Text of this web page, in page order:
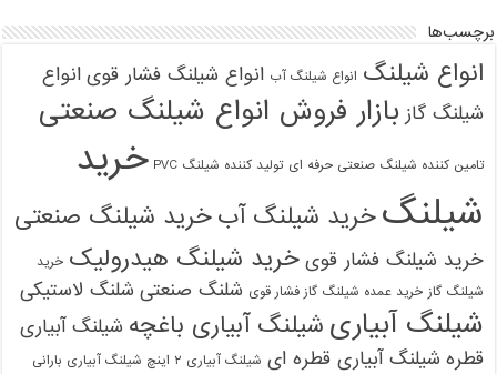
برچسب‌ها
انواع شیلنگ انواع شیلنگ آب انواع شیلنگ فشار قوی انواع
شیلنگ گاز بازار فروش انواع شیلنگ صنعتی
تامین کننده شیلنگ صنعتی حرفه ای تولید کننده شیلنگ PVC
خرید
شیلنگخرید شیلنگ آبخرید شیلنگ صنعتی
خرید شیلنگ فشار قوی خرید شیلنگ هیدرولیک خرید
شیلنگ گاز خرید عمده شیلنگ گاز فشار قوی شلنگ صنعتی شلنگ لاستیکی
شیلنگ آبیاری شیلنگ آبیاری باغچه شیلنگ آبیاری
قطره شیلنگ آبیاری قطره ای شیلنگ آبیاری ۲ اینچ شیلنگ آبیاری بارانی